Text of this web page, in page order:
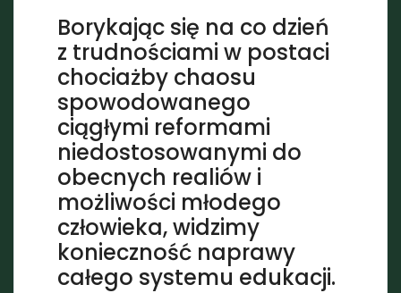
Borykając się na co dzień
z trudnościami w postaci
chociażby chaosu
spowodowanego
ciągłymi reformami
niedostosowanymi do
obecnych realiów i
możliwości młodego
człowieka, widzimy
konieczność naprawy
całego systemu edukacji.